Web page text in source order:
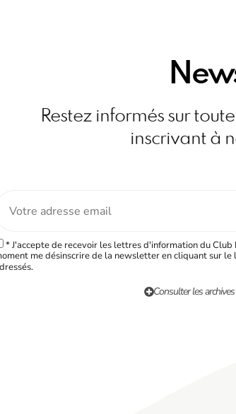
Restez informés sur
inscrivant à
* J'accepte de recevoir les lettres d'information du
me désinscrire de la newsletter en cliquant sur
Consulter les